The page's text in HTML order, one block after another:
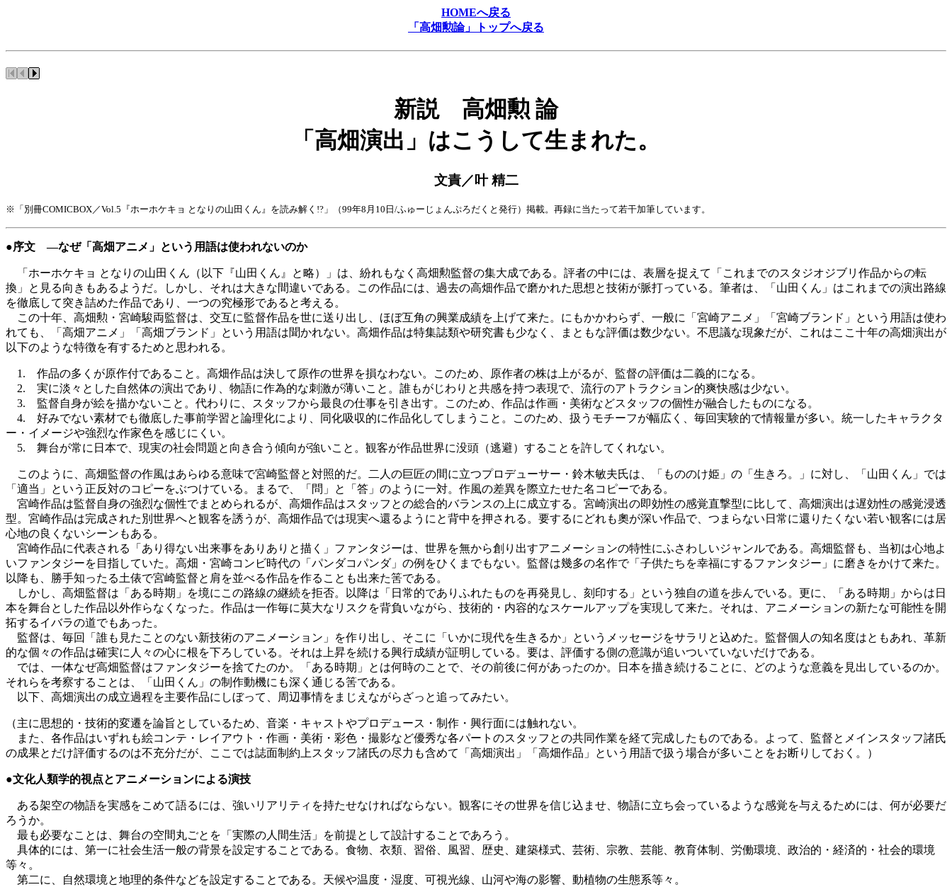
HOMEへ戻る
「高畑勲論」トップへ戻る
新説 高畑勲 論
「高畑演出」はこうして生まれた。
文責／叶 精二
※「別冊COMICBOX／Vol.5『ホーホケキョ となりの山田くん』を読み解く!?」（99年8月10日/ふゅーじょんぷろだくと発行）掲載。再録に当たって若干加筆しています。
●序文 ―なぜ「高畑アニメ」という用語は使われないのか
「ホーホケキョ となりの山田くん（以下『山田くん』と略）」は、紛れもなく高畑勲監督の集大成である。評者の中には、表層を捉えて「これまでのスタジオジブリ作品からの転
換」と見る向きもあるようだ。しかし、それは大きな間違いである。この作品には、過去の高畑作品で磨かれた思想と技術が脈打っている。筆者は、「山田くん」はこれまでの演出路線
を徹底して突き詰めた作品であり、一つの究極形であると考える。
この十年、高畑勲・宮崎駿両監督は、交互に監督作品を世に送り出し、ほぼ互角の興業成績を上げて来た。にもかかわらず、一般に「宮崎アニメ」「宮崎ブランド」という用語は使わ
れても、「高畑アニメ」「高畑ブランド」という用語は聞かれない。高畑作品は特集誌類や研究書も少なく、まともな評価は数少ない。不思議な現象だが、これはここ十年の高畑演出が
以下のような特徴を有するためと思われる。
1. 作品の多くが原作付であること。高畑作品は決して原作の世界を損なわない。このため、原作者の株は上がるが、監督の評価は二義的になる。
2. 実に淡々とした自然体の演出であり、物語に作為的な刺激が薄いこと。誰もがじわりと共感を持つ表現で、流行のアトラクション的爽快感は少ない。
3. 監督自身が絵を描かないこと。代わりに、スタッフから最良の仕事を引き出す。このため、作品は作画・美術などスタッフの個性が融合したものになる。
4. 好みでない素材でも徹底した事前学習と論理化により、同化吸収的に作品化してしまうこと。このため、扱うモチーフが幅広く、毎回実験的で情報量が多い。統一したキャラクタ
ー・イメージや強烈な作家色を感じにくい。
5. 舞台が常に日本で、現実の社会問題と向き合う傾向が強いこと。観客が作品世界に没頭（逃避）することを許してくれない。
このように、高畑監督の作風はあらゆる意味で宮崎監督と対照的だ。二人の巨匠の間に立つプロデューサー・鈴木敏夫氏は、「もののけ姫」の「生きろ。」に対し、「山田くん」では
「適当」という正反対のコピーをぶつけている。まるで、「問」と「答」のように一対。作風の差異を際立たせた名コピーである。
宮崎作品は監督自身の強烈な個性でまとめられるが、高畑作品はスタッフとの総合的バランスの上に成立する。宮崎演出の即効性の感覚直撃型に比して、高畑演出は遅効性の感覚浸透
型。宮崎作品は完成された別世界へと観客を誘うが、高畑作品では現実へ還るようにと背中を押される。要するにどれも奧が深い作品で、つまらない日常に還りたくない若い観客には居
心地の良くないシーンもある。
宮崎作品に代表される「あり得ない出来事をありありと描く」ファンタジーは、世界を無から創り出すアニメーションの特性にふさわしいジャンルである。高畑監督も、当初は心地よ
いファンタジーを目指していた。高畑・宮崎コンビ時代の「パンダコパンダ」の例をひくまでもない。監督は幾多の名作で「子供たちを幸福にするファンタジー」に磨きをかけて来た。
以降も、勝手知ったる土俵で宮崎監督と肩を並べる作品を作ることも出来た筈である。
しかし、高畑監督は「ある時期」を境にこの路線の継続を拒否。以降は「日常的でありふれたものを再発見し、刻印する」という独自の道を歩んでいる。更に、「ある時期」からは日
本を舞台とした作品以外作らなくなった。作品は一作毎に莫大なリスクを背負いながら、技術的・内容的なスケールアップを実現して来た。それは、アニメーションの新たな可能性を開
拓するイバラの道でもあった。
監督は、毎回「誰も見たことのない新技術のアニメーション」を作り出し、そこに「いかに現代を生きるか」というメッセージをサラリと込めた。監督個人の知名度はともあれ、革新
的な個々の作品は確実に人々の心に根を下ろしている。それは上昇を続ける興行成績が証明している。要は、評価する側の意識が追いついていないだけである。
では、一体なぜ高畑監督はファンタジーを捨てたのか。「ある時期」とは何時のことで、その前後に何があったのか。日本を描き続けることに、どのような意義を見出しているのか。
それらを考察することは、「山田くん」の制作動機にも深く通じる筈である。
以下、高畑演出の成立過程を主要作品にしぼって、周辺事情をまじえながらざっと追ってみたい。
（主に思想的・技術的変遷を論旨としているため、音楽・キャストやプロデュース・制作・興行面には触れない。
また、各作品はいずれも絵コンテ・レイアウト・作画・美術・彩色・撮影など優秀な各パートのスタッフとの共同作業を経て完成したものである。よって、監督とメインスタッフ諸氏
の成果とだけ評価するのは不充分だが、ここでは誌面制約上スタッフ諸氏の尽力も含めて「高畑演出」「高畑作品」という用語で扱う場合が多いことをお断りしておく。）
●文化人類学的視点とアニメーションによる演技
ある架空の物語を実感をこめて語るには、強いリアリティを持たせなければならない。観客にその世界を信じ込ませ、物語に立ち会っているような感覚を与えるためには、何が必要だ
ろうか。
最も必要なことは、舞台の空間丸ごとを「実際の人間生活」を前提として設計することであろう。
具体的には、第一に社会生活一般の背景を設定することである。食物、衣類、習俗、風習、歴史、建築様式、芸術、宗教、芸能、教育体制、労働環境、政治的・経済的・社会的環境
等々。
第二に、自然環境と地理的条件などを設定することである。天候や温度・湿度、可視光線、山河や海の影響、動植物の生態系等々。